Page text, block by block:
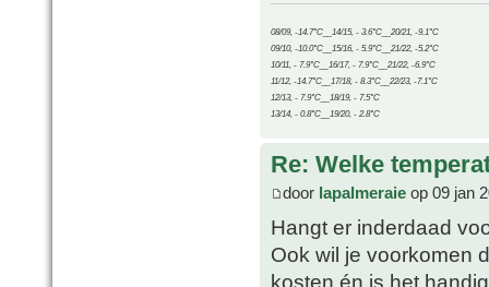
08/09, -14.7°C__14/15, - 3.6°C__20/21, -9.1°C
09/10, -10.0°C__15/16, - 5.9°C__21/22, -5.2°C
10/11, - 7.9°C__16/17, - 7.9°C__21/22, -6.9°C
11/12, -14.7°C__17/18, - 8.3°C__22/23, -7.1°C
12/13, - 7.9°C__18/19, - 7.5°C
13/14, - 0.8°C__19/20, - 2.8°C
Re: Welke
door lapalmeraie op 09 jan
Hangt er inderdaad
Ook wil je voorkomen
kosten én is het